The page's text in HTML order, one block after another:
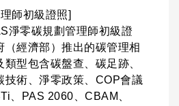
師初級證照]
淨零碳規劃管理師初級證
（經濟部）推出的碳管理相
型包含碳盤查、碳足跡、
技術、淨零政策、COP會議
、PAS 2060、CBAM、